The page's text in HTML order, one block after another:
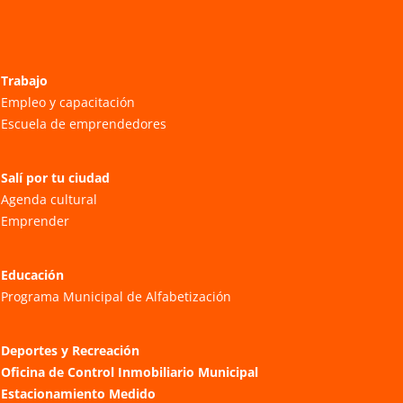
Trabajo
Empleo y capacitación
Escuela de emprendedores
Salí por tu ciudad
Agenda cultural
Emprender
Educación
Programa Municipal de Alfabetización
Deportes y Recreación
Oficina de Control Inmobiliario Municipal
Estacionamiento Medido